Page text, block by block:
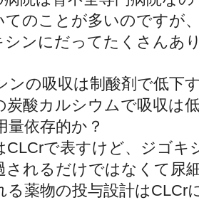
てのことが多いのですが
シンにだってたくさんあ
ンの吸収は制酸剤で低下
炭酸カルシウムで吸収は
量依存的か？
CLCrで表すけど、ジゴキ
されるだけではなくて尿
る薬物の投与設計はCLCr